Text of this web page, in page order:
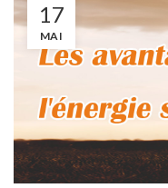
17
MAI